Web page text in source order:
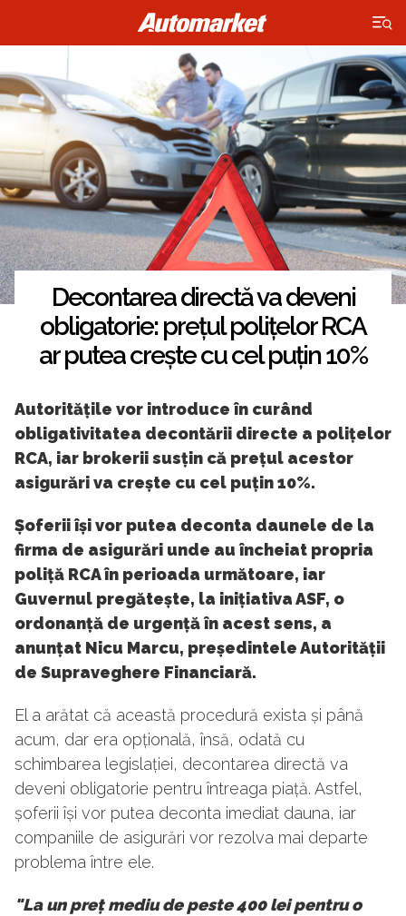
×
Decontarea directă va deveni
obligatorie: prețul polițelor RCA
ar putea crește cu cel puțin 10%
Autoritățile vor introduce în curând
obligativitatea decontării directe a polițelor
RCA, iar brokerii susțin că prețul acestor
asigurări va crește cu cel puțin 10%.
Șoferii își vor putea deconta daunele de la
firma de asigurări unde au încheiat propria
poliță RCA în perioada următoare, iar
Guvernul pregătește, la inițiativa ASF, o
ordonanță de urgență în acest sens, a
anunțat Nicu Marcu, președintele Autorității
de Supraveghere Financiară.
El a arătat că această procedură exista și până
acum, dar era opțională, însă, odată cu
schimbarea legislației, decontarea directă va
deveni obligatorie pentru întreaga piață. Astfel,
șoferii își vor putea deconta imediat dauna, iar
companiile de asigurări vor rezolva mai departe
problema între ele.
"La un preț mediu de peste 400 lei pentru o